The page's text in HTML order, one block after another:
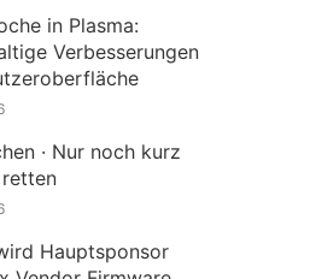
in Plasma:
Verbesserungen
· Nur noch kurz
Hauptsponsor